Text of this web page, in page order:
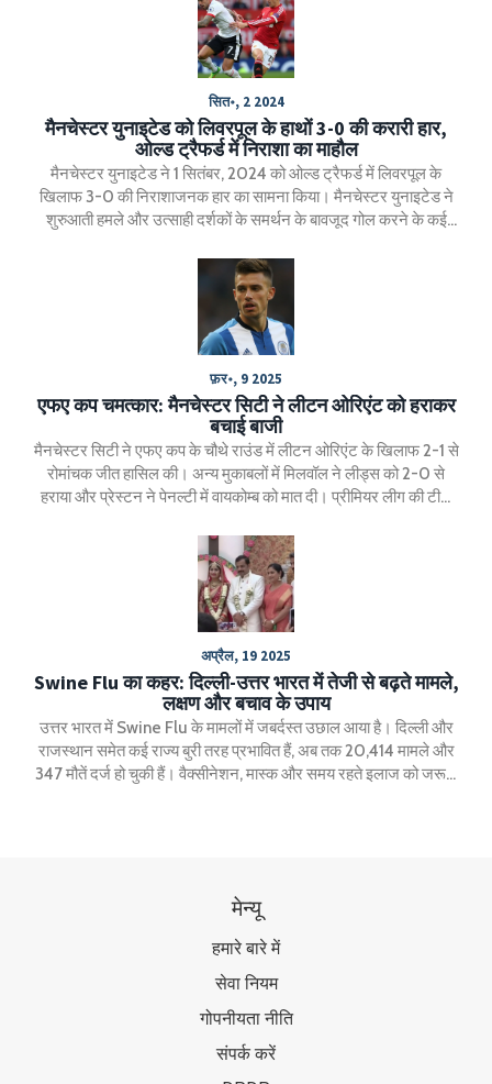
बनाने और कौशल की परफॉर्मेंस के लिए सराहा गया है।
सित॰, 2 2024
मैनचेस्टर युनाइटेड को लिवरपूल के हाथों 3-0 की करारी हार,
ओल्ड ट्रैफर्ड में निराशा का माहौल
मैनचेस्टर युनाइटेड ने 1 सितंबर, 2024 को ओल्ड ट्रैफर्ड में लिवरपूल के
खिलाफ 3-0 की निराशाजनक हार का सामना किया। मैनचेस्टर युनाइटेड ने
शुरुआती हमले और उत्साही दर्शकों के समर्थन के बावजूद गोल करने के कई
शानदार आगाज साबित हुआ, जबकि मैनचेस्टर युनाइटेड के एरिक टेन हाग पर
दबाव बढ़ गया।
फ़र॰, 9 2025
एफए कप चमत्कार: मैनचेस्टर सिटी ने लीटन ओरिएंट को हराकर
बचाई बाजी
मैनचेस्टर सिटी ने एफए कप के चौथे राउंड में लीटन ओरिएंट के खिलाफ 2-1 से
रोमांचक जीत हासिल की। अन्य मुकाबलों में मिलवॉल ने लीड्स को 2-0 से
हराया और प्रेस्टन ने पेनल्टी में वायकोम्ब को मात दी। प्रीमियर लीग की टीमों
अप्रैल, 19 2025
Swine Flu का कहर: दिल्ली-उत्तर भारत में तेजी से बढ़ते मामले,
लक्षण और बचाव के उपाय
उत्तर भारत में Swine Flu के मामलों में जबर्दस्त उछाल आया है। दिल्ली और
राजस्थान समेत कई राज्य बुरी तरह प्रभावित हैं, अब तक 20,414 मामले और
347 मौतें दर्ज हो चुकी हैं। वैक्सीनेशन, मास्क और समय रहते इलाज को जरूरी
मेन्यू
हमारे बारे में
सेवा नियम
गोपनीयता नीति
संपर्क करें